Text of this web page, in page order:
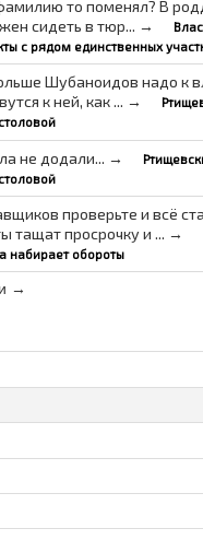
то поменял? В
сидеть в тюр... →
с рядом единственных
Шубаноидов надо к
к ней, как ... →
не додали... →
проверьте и всё
тащат просрочку и ... →
набирает обороты
→